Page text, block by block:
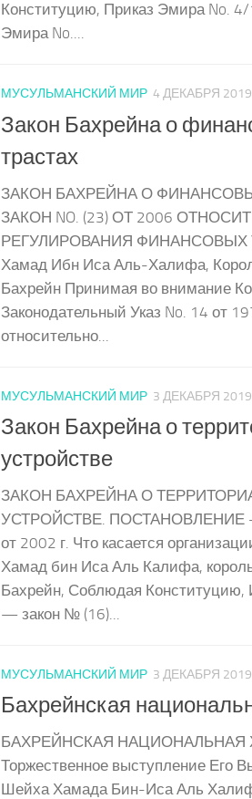
Конституцию, Приказ Эмира No.
Эмира No....
МУСУЛЬМАНСКИЙ МИР 4 ДЕКАБРЯ 2019
Закон Бахрейна о
трастах
ЗАКОН БАХРЕЙНА О
ЗАКОН NO. (23) ОТ 2006
РЕГУЛИРОВАНИЯ ФИНАНСОВЫХ
Хамад Ибн Иса Аль-Халифа,
Бахрейн Принимая во внимание
Законодательный Указ No. 14 от
относительно...
МУСУЛЬМАНСКИЙ МИР 3 ДЕКАБРЯ 2019
Закон Бахрейна о
устройстве
ЗАКОН БАХРЕЙНА О
УСТРОЙСТВЕ. ПОСТАНОВЛЕНИЕ
от 2002 г. Что касается
Хамад бин Иса Аль Калифа,
Бахрейн, Соблюдая Конституцию,
— закон № (16)...
МУСУЛЬМАНСКИЙ МИР 3 ДЕКАБРЯ 2019
Бахрейнская
БАХРЕЙНСКАЯ НАЦИОНАЛЬНАЯ
Торжественное выступление Его
Шейха Хамада Бин-Иса Аль